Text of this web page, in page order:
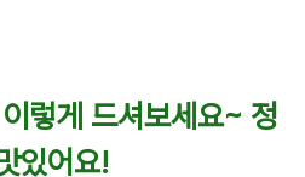
렇게 드셔보세요~ 정
있어요!